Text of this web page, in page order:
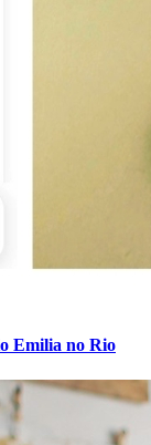
Emilia no Rio